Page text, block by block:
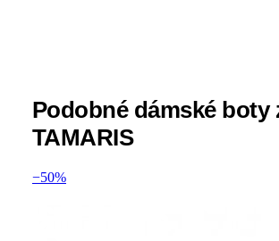
Podobné dámské boty
TAMARIS
−50%